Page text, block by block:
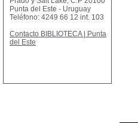
Punta del Este - Uruguay
Teléfono: 4249 66 12 int. 103
Contacto BIBLIOTECA | Punta
del Este